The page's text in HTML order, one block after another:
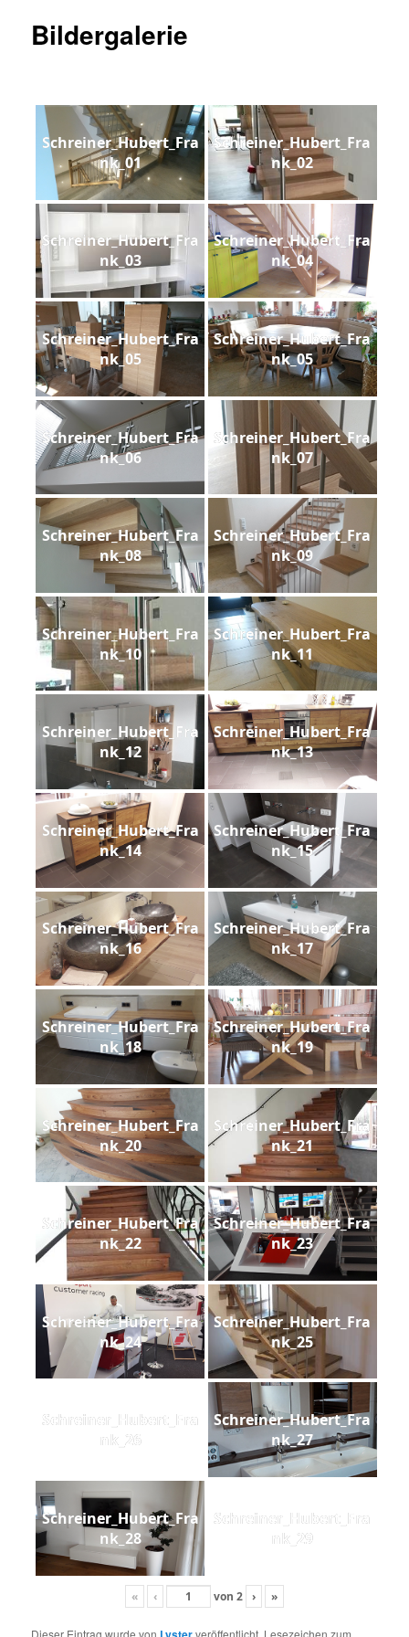
Bildergalerie
Schreiner_Hubert_Fra
nk_01
Schreiner_Hubert_Fra
nk_02
Schreiner_Hubert_Fra
nk_03
Schreiner_Hubert_Fra
nk_04
Schreiner_Hubert_Fra
nk_05
Schreiner_Hubert_Fra
nk_05
Schreiner_Hubert_Fra
nk_06
Schreiner_Hubert_Fra
nk_07
Schreiner_Hubert_Fra
nk_08
Schreiner_Hubert_Fra
nk_09
Schreiner_Hubert_Fra
nk_10
Schreiner_Hubert_Fra
nk_11
Schreiner_Hubert_Fra
nk_12
Schreiner_Hubert_Fra
nk_13
Schreiner_Hubert_Fra
nk_14
Schreiner_Hubert_Fra
nk_15
Schreiner_Hubert_Fra
nk_16
Schreiner_Hubert_Fra
nk_17
Schreiner_Hubert_Fra
nk_18
Schreiner_Hubert_Fra
nk_19
Schreiner_Hubert_Fra
nk_20
Schreiner_Hubert_Fra
nk_21
Schreiner_Hubert_Fra
nk_22
Schreiner_Hubert_Fra
nk_23
Schreiner_Hubert_Fra
nk_24
Schreiner_Hubert_Fra
nk_25
Schreiner_Hubert_Fra
nk_26
Schreiner_Hubert_Fra
nk_27
Schreiner_Hubert_Fra
nk_28
Schreiner_Hubert_Fra
nk_29
« ‹ von 2 › »
Dieser Eintrag wurde von veröffentlicht. Lesezeichen zum